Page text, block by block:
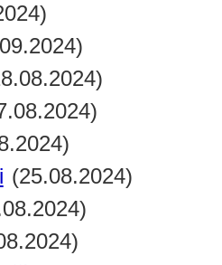
(25.08.2024)